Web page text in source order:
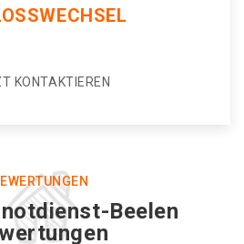
KONTAKTIEREN
Beelen